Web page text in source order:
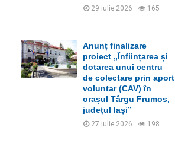
29 iulie 2026 165
Anunț finalizare
proiect „Înființarea și
dotarea unui centru
de colectare prin aport
voluntar (CAV) în
orașul Târgu Frumos,
județul Iași”
27 iulie 2026 198